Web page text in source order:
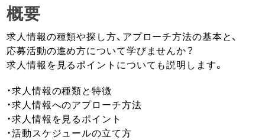
概要
求人情報の種類や探し方、アプローチ方法の基本と、
応募活動の進め方について学びませんか？
求人情報を見るポイントについても説明します。
・求人情報の種類と特徴
・求人情報へのアプローチ方法
・求人情報を見るポイント
・活動スケジュールの立て方